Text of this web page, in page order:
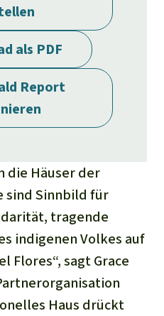
als PDF
Report
die Häuser der
sind Sinnbild für
tragende
indigenen Volkes auf
Flores“, sagt Grace
Haus drückt